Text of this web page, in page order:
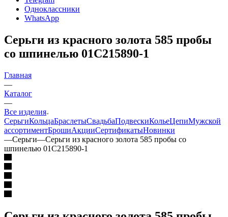
Одноклассники
WhatsApp
Серьги из красного золота 585 пробы
со шпинелью 01С215890-1
Главная
—
Каталог
—
Все изделия
СерьгиКольцаБраслетыСвадьбаПодвескиКольеЦепиМужской
ассортиментБрошиАкцииСертификатыНовинки
—Серьги—Серьги из красного золота 585 пробы со
шпинелью 01С215890-1